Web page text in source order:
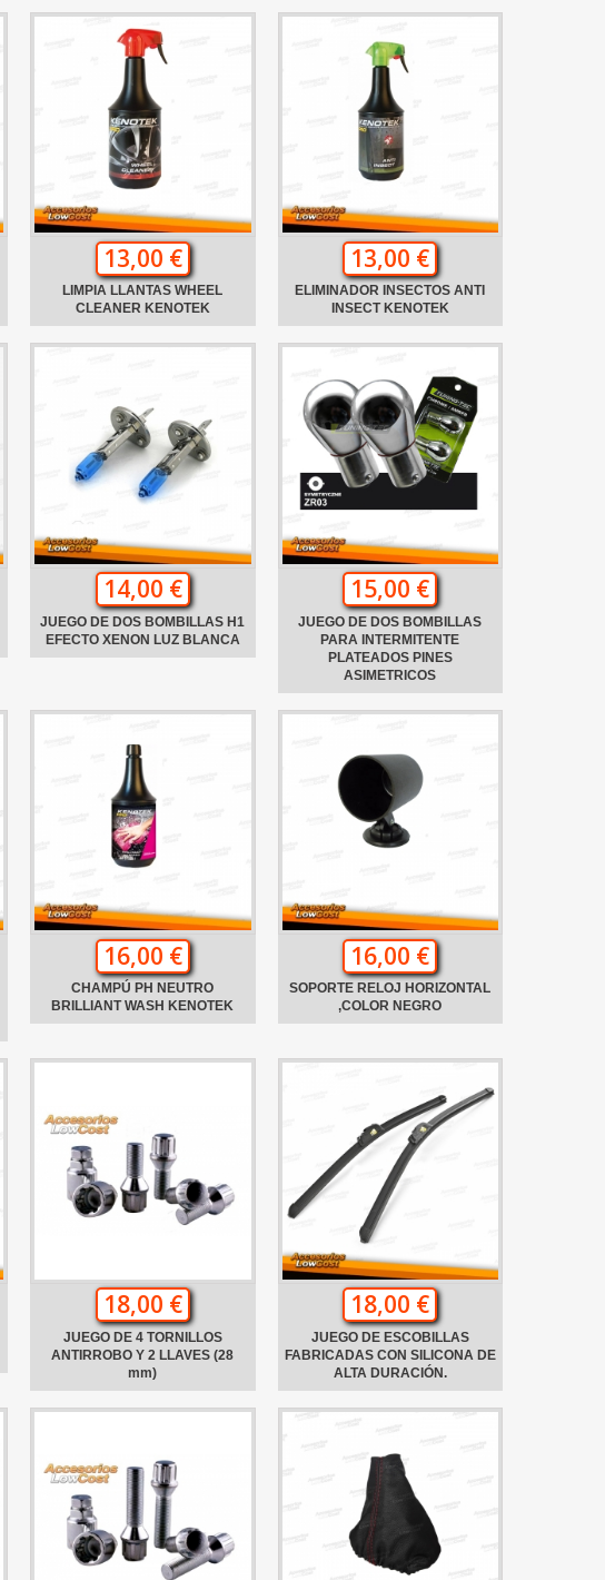
13,00 €
LIMPIA LLANTAS WHEEL
CLEANER KENOTEK
13,00 €
ELIMINADOR INSECTOS ANTI
INSECT KENOTEK
14,00 €
JUEGO DE DOS BOMBILLAS H1
EFECTO XENON LUZ BLANCA
15,00 €
JUEGO DE DOS BOMBILLAS
PARA INTERMITENTE
PLATEADOS PINES
ASIMETRICOS
16,00 €
CHAMPÚ PH NEUTRO
BRILLIANT WASH KENOTEK
16,00 €
SOPORTE RELOJ HORIZONTAL
,COLOR NEGRO
18,00 €
JUEGO DE 4 TORNILLOS
ANTIRROBO Y 2 LLAVES (28
mm)
18,00 €
JUEGO DE ESCOBILLAS
FABRICADAS CON SILICONA DE
ALTA DURACIÓN.